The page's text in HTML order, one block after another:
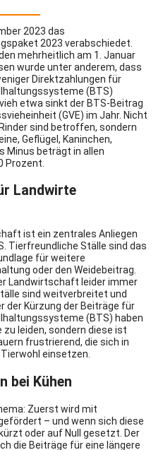
2023 das
2023 verabschiedet.
mehrheitlich am 1. Januar
wurde unter anderem, dass
Direktzahlungen für
(BTS)
etwa sinkt der BTS-Beitrag
(GVE) im Jahr. Nicht
sind betroffen, sondern
Geflügel, Kaninchen,
Minus beträgt in allen
Prozent.
Landwirte
ist ein zentrales Anliegen
Tierfreundliche Ställe sind das
für weitere
oder den Weidebeitrag.
Landwirtschaft leider immer
sind weitverbreitet und
der Kürzung der Beiträge für
(BTS) haben
leiden, sondern diese ist
frustrierend, die sich in
einsetzen.
bei Kühen
Zuerst wird mit
– und wenn sich diese
oder auf Null gesetzt. Der
die Beiträge für eine längere